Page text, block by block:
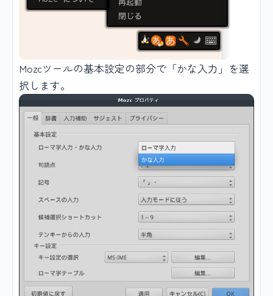
Mozcツールの基本設定の部分で「かな入力」を選
択します。